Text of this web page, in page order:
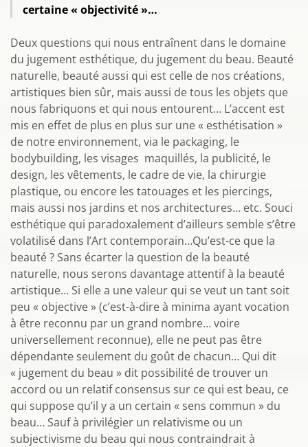
certaine « objectivité »…
Deux questions qui nous entraînent dans le domaine
du jugement esthétique, du jugement du beau. Beauté
naturelle, beauté aussi qui est celle de nos créations,
artistiques bien sûr, mais aussi de tous les objets que
nous fabriquons et qui nous entourent… L’accent est
mis en effet de plus en plus sur une « esthétisation »
de notre environnement, via le packaging, le
bodybuilding, les visages maquillés, la publicité, le
design, les vêtements, le cadre de vie, la chirurgie
plastique, ou encore les tatouages et les piercings,
mais aussi nos jardins et nos architectures… etc. Souci
esthétique qui paradoxalement d’ailleurs semble s’être
volatilisé dans l’Art contemporain…Qu’est-ce que la
beauté ? Sans écarter la question de la beauté
naturelle, nous serons davantage attentif à la beauté
artistique… Si elle a une valeur qui se veut un tant soit
peu « objective » (c’est-à-dire à minima ayant vocation
à être reconnu par un grand nombre… voire
universellement reconnue), elle ne peut pas être
dépendante seulement du goût de chacun… Qui dit
« jugement du beau » dit possibilité de trouver un
accord ou un relatif consensus sur ce qui est beau, ce
qui suppose qu’il y a un certain « sens commun » du
beau… Sauf à privilégier un relativisme ou un
subjectivisme du beau qui nous contraindrait à